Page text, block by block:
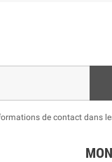
de contact dans